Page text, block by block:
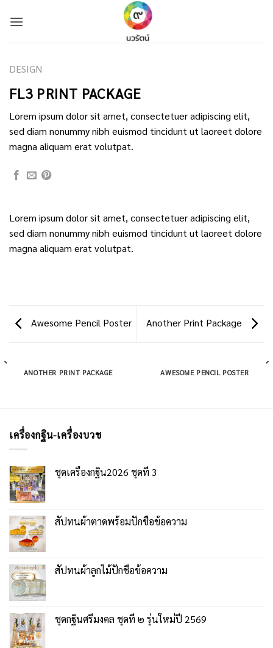
DESIGN
FL3 PRINT PACKAGE
Lorem ipsum dolor sit amet, consectetuer adipiscing elit,
sed diam nonummy nibh euismod tincidunt ut laoreet dolore
magna aliquam erat volutpat.
Lorem ipsum dolor sit amet, consectetuer adipiscing elit,
sed diam nonummy nibh euismod tincidunt ut laoreet dolore
magna aliquam erat volutpat.
Awesome Pencil Poster Another Print Package
ANOTHER PRINT PACKAGE AWESOME PENCIL POSTER
เครื่องกฐิน-เครื่องบวช
ชุดเครื่องกฐิน2026 ชุดที่ 3
สัปทนผ้าตาดพร้อมปักชื่อข้อความ
สัปทนผ้าลูกไม้ปักชื่อข้อความ
ชุดกฐินศรีมงคล ชุดที่ ๒ รุ่นใหม่ปี 2569